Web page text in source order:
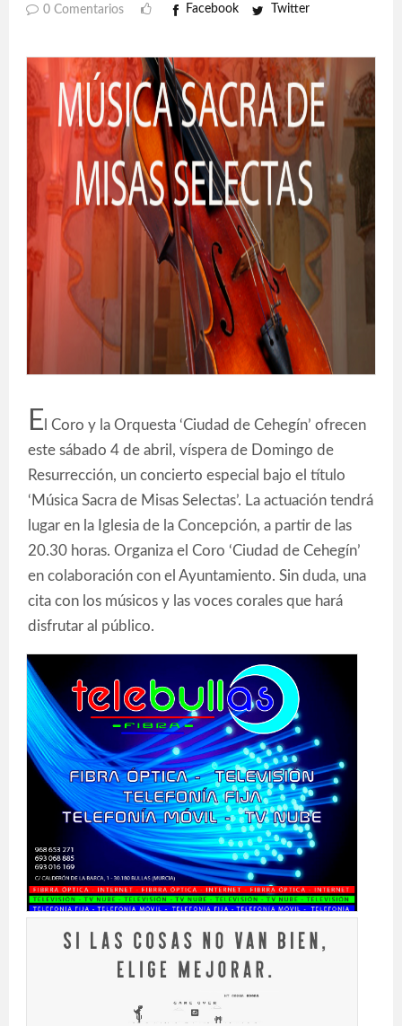
0 Comentarios Facebook Twitter
E l Coro y la Orquesta ‘Ciudad de Cehegín’ ofrecen
este sábado 4 de abril, víspera de Domingo de
Resurrección, un concierto especial bajo el título
‘Música Sacra de Misas Selectas’. La actuación tendrá
lugar en la Iglesia de la Concepción, a partir de las
20.30 horas. Organiza el Coro ‘Ciudad de Cehegín’
en colaboración con el Ayuntamiento. Sin duda, una
cita con los músicos y las voces corales que hará
disfrutar al público.